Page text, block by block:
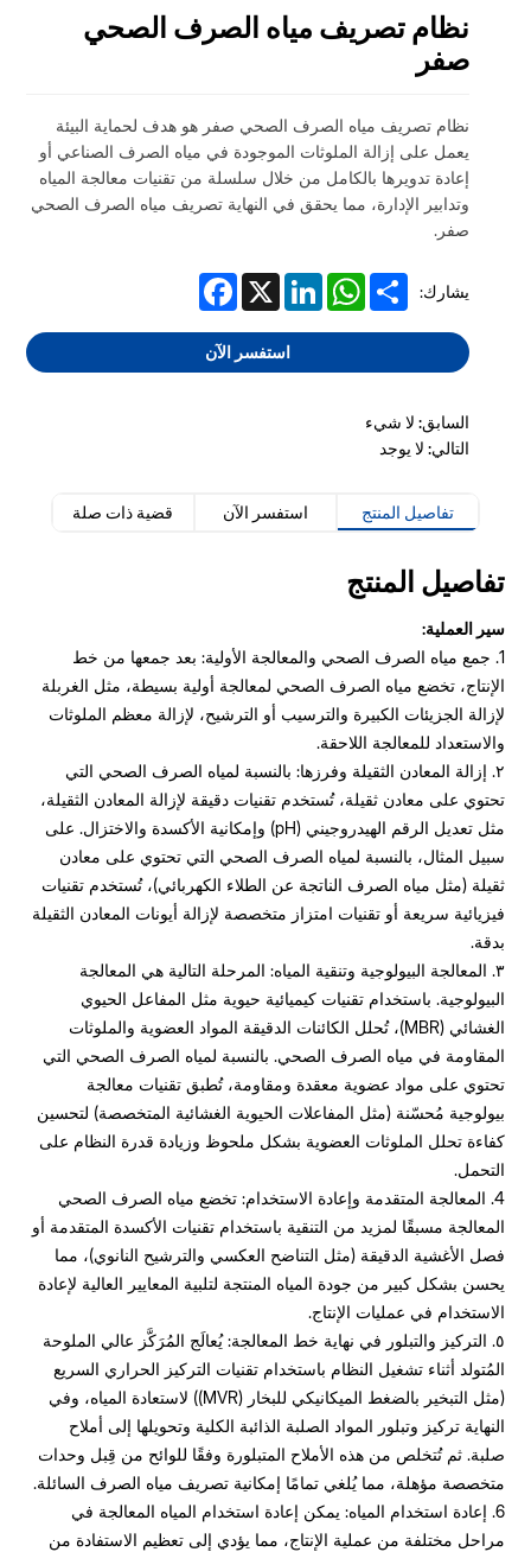
نظام تصريف مياه الصرف الصحي
صفر
نظام تصريف مياه الصرف الصحي صفر هو هدف لحماية البيئة
يعمل على إزالة الملوثات الموجودة في مياه الصرف الصناعي أو
إعادة تدويرها بالكامل من خلال سلسلة من تقنيات معالجة المياه
وتدابير الإدارة، مما يحقق في النهاية تصريف مياه الصرف الصحي
صفر.
يشارك: Facebook X
LinkedIn
WhatsAppShare
استفسر الآن
السابق: لا شيء
التالي: لا يوجد
تفاصيل المنتج استفسر الآن قضية ذات صلة
تفاصيل المنتج
سير العملية:
1. جمع مياه الصرف الصحي والمعالجة الأولية: بعد جمعها من خط
الإنتاج، تخضع مياه الصرف الصحي لمعالجة أولية بسيطة، مثل الغربلة
لإزالة الجزيئات الكبيرة والترسيب أو الترشيح، لإزالة معظم الملوثات
والاستعداد للمعالجة اللاحقة.
٢. إزالة المعادن الثقيلة وفرزها: بالنسبة لمياه الصرف الصحي التي
تحتوي على معادن ثقيلة، تُستخدم تقنيات دقيقة لإزالة المعادن الثقيلة،
مثل تعديل الرقم الهيدروجيني (pH) وإمكانية الأكسدة والاختزال. على
سبيل المثال، بالنسبة لمياه الصرف الصحي التي تحتوي على معادن
ثقيلة (مثل مياه الصرف الناتجة عن الطلاء الكهربائي)، تُستخدم تقنيات
فيزيائية سريعة أو تقنيات امتزاز متخصصة لإزالة أيونات المعادن الثقيلة
بدقة.
٣. المعالجة البيولوجية وتنقية المياه: المرحلة التالية هي المعالجة
البيولوجية. باستخدام تقنيات كيميائية حيوية مثل المفاعل الحيوي
الغشائي (MBR)، تُحلل الكائنات الدقيقة المواد العضوية والملوثات
المقاومة في مياه الصرف الصحي. بالنسبة لمياه الصرف الصحي التي
تحتوي على مواد عضوية معقدة ومقاومة، تُطبق تقنيات معالجة
بيولوجية مُحسّنة (مثل المفاعلات الحيوية الغشائية المتخصصة) لتحسين
كفاءة تحلل الملوثات العضوية بشكل ملحوظ وزيادة قدرة النظام على
التحمل.
4. المعالجة المتقدمة وإعادة الاستخدام: تخضع مياه الصرف الصحي
المعالجة مسبقًا لمزيد من التنقية باستخدام تقنيات الأكسدة المتقدمة أو
فصل الأغشية الدقيقة (مثل التناضح العكسي والترشيح النانوي)، مما
يحسن بشكل كبير من جودة المياه المنتجة لتلبية المعايير العالية لإعادة
الاستخدام في عمليات الإنتاج.
٥. التركيز والتبلور في نهاية خط المعالجة: يُعالَج المُرَكَّز عالي الملوحة
المُتولد أثناء تشغيل النظام باستخدام تقنيات التركيز الحراري السريع
(مثل التبخير بالضغط الميكانيكي للبخار (MVR)) لاستعادة المياه، وفي
النهاية تركيز وتبلور المواد الصلبة الذائبة الكلية وتحويلها إلى أملاح
صلبة. ثم تُتخلص من هذه الأملاح المتبلورة وفقًا للوائح من قِبل وحدات
متخصصة مؤهلة، مما يُلغي تمامًا إمكانية تصريف مياه الصرف السائلة.
6. إعادة استخدام المياه: يمكن إعادة استخدام المياه المعالجة في
مراحل مختلفة من عملية الإنتاج، مما يؤدي إلى تعظيم الاستفادة من